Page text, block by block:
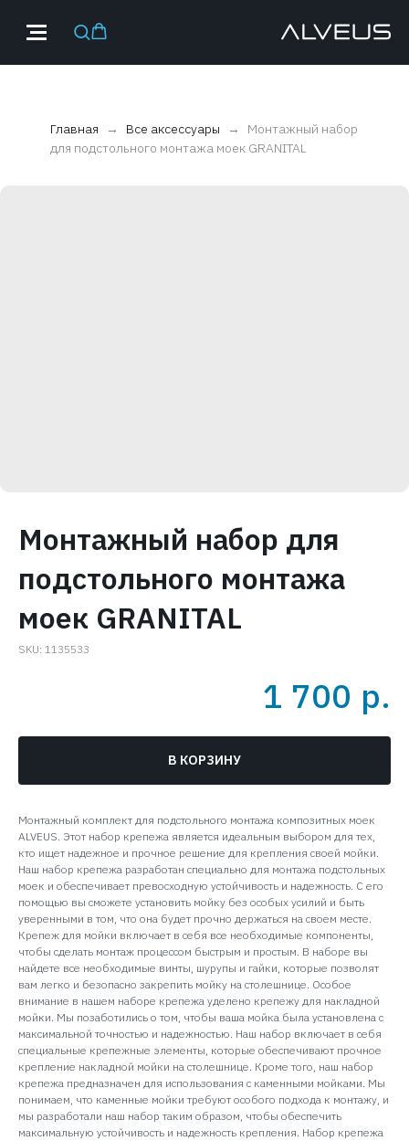
Главная Все аксессуары
Монтажный набор
для подстольного монтажа моек GRANITAL
Монтажный набор для
подстольного монтажа
моек GRANITAL
SKU: 1135533
1 700 р.
В КОРЗИНУ
Монтажный комплект для подстольного монтажа композитных моек
ALVEUS. Этот набор крепежа является идеальным выбором для тех,
кто ищет надежное и прочное решение для крепления своей мойки.
Наш набор крепежа разработан специально для монтажа подстольных
моек и обеспечивает превосходную устойчивость и надежность. С его
помощью вы сможете установить мойку без особых усилий и быть
уверенными в том, что она будет прочно держаться на своем месте.
Крепеж для мойки включает в себя все необходимые компоненты,
чтобы сделать монтаж процессом быстрым и простым. В наборе вы
найдете все необходимые винты, шурупы и гайки, которые позволят
вам легко и безопасно закрепить мойку на столешнице. Особое
внимание в нашем наборе крепежа уделено крепежу для накладной
мойки. Мы позаботились о том, чтобы ваша мойка была установлена с
максимальной точностью и надежностью. Наш набор включает в себя
специальные крепежные элементы, которые обеспечивают прочное
крепление накладной мойки на столешнице. Кроме того, наш набор
крепежа предназначен для использования с каменными мойками. Мы
понимаем, что каменные мойки требуют особого подхода к монтажу, и
мы разработали наш набор таким образом, чтобы обеспечить
максимальную устойчивость и надежность крепления. Набор крепежа